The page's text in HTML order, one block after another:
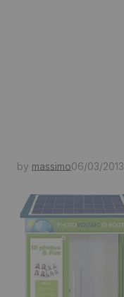
by massimo06/03/2013